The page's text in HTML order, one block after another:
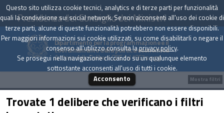
Presidenza del Consiglio dei Ministri
Dipartimento per la programmazione e il
coordinamento della politica economica
Archivio delle Delibere CIPE dal 1967 a oggi
Trovate 1 delibere che verificano i filtri
Mostra filtri
Questo sito utilizza cookie tecnici, analytics e di terze parti per funzionalità
quali la condivisione sui social network. Se non acconsenti all'uso dei cookie di
terze parti, alcune di queste funzionalità potrebbero non essere disponibili.
Per maggiori informazioni sui cookie utilizzati, su come disabilitarli o negare il
consenso all'utilizzo consulta laprivacy policy.
Se prosegui nella navigazione cliccando su un qualunque elemento
sottostante acconsenti all'uso di tutti i cookie.
Acconsento